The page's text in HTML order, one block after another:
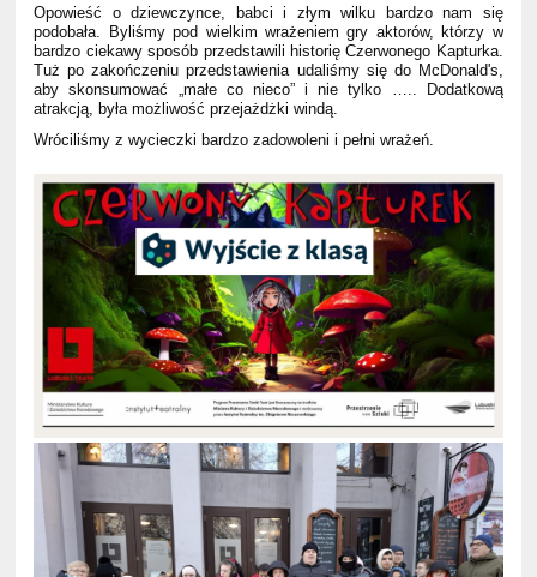
Opowieść o dziewczynce, babci i złym wilku bardzo nam się
podobała. Byliśmy pod wielkim wrażeniem gry aktorów, którzy w
bardzo ciekawy sposób przedstawili historię Czerwonego Kapturka.
Tuż po zakończeniu przedstawienia udaliśmy się do McDonald's,
aby skonsumować „małe co nieco” i nie tylko ….. Dodatkową
atrakcją, była możliwość przejażdżki windą.
Wróciliśmy z wycieczki bardzo zadowoleni i pełni wrażeń.